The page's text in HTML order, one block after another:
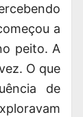
a
peito. A
O que
de